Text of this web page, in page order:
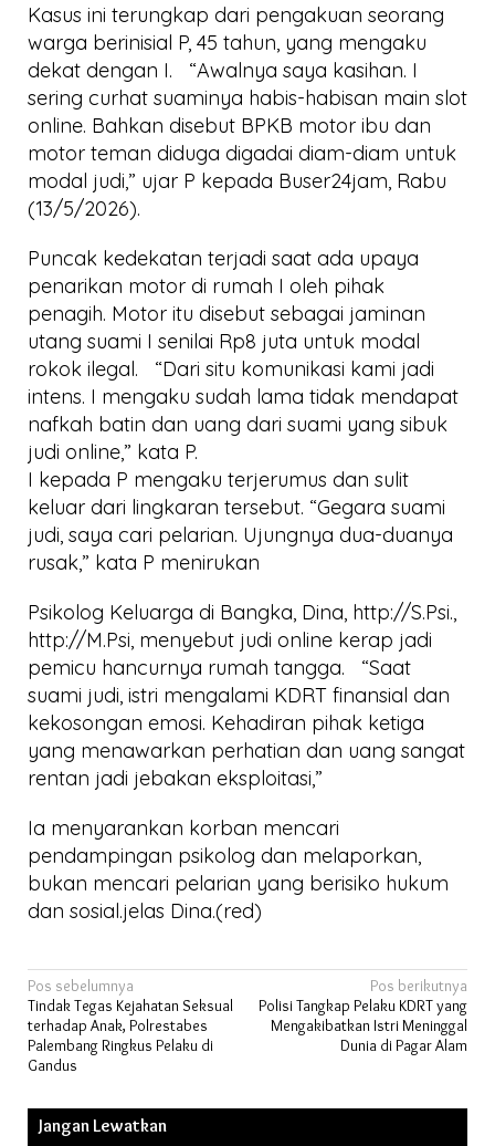
Kasus ini terungkap dari pengakuan seorang
warga berinisial P, 45 tahun, yang mengaku
dekat dengan I. “Awalnya saya kasihan. I
sering curhat suaminya habis-habisan main slot
online. Bahkan disebut BPKB motor ibu dan
motor teman diduga digadai diam-diam untuk
modal judi,” ujar P kepada Buser24jam, Rabu
(13/5/2026).
Puncak kedekatan terjadi saat ada upaya
penarikan motor di rumah I oleh pihak
penagih. Motor itu disebut sebagai jaminan
utang suami I senilai Rp8 juta untuk modal
rokok ilegal. “Dari situ komunikasi kami jadi
intens. I mengaku sudah lama tidak mendapat
nafkah batin dan uang dari suami yang sibuk
judi online,” kata P.
I kepada P mengaku terjerumus dan sulit
keluar dari lingkaran tersebut. “Gegara suami
judi, saya cari pelarian. Ujungnya dua-duanya
rusak,” kata P menirukan
Psikolog Keluarga di Bangka, Dina, http://S.Psi.,
http://M.Psi, menyebut judi online kerap jadi
pemicu hancurnya rumah tangga. “Saat
suami judi, istri mengalami KDRT finansial dan
kekosongan emosi. Kehadiran pihak ketiga
yang menawarkan perhatian dan uang sangat
rentan jadi jebakan eksploitasi,”
Ia menyarankan korban mencari
pendampingan psikolog dan melaporkan,
bukan mencari pelarian yang berisiko hukum
dan sosial.jelas Dina.(red)
Navigasi
pos
Pos sebelumnya
Tindak Tegas Kejahatan Seksual
terhadap Anak, Polrestabes
Palembang Ringkus Pelaku di
Gandus
Pos berikutnya
Polisi Tangkap Pelaku KDRT yang
Mengakibatkan Istri Meninggal
Dunia di Pagar Alam
Jangan Lewatkan